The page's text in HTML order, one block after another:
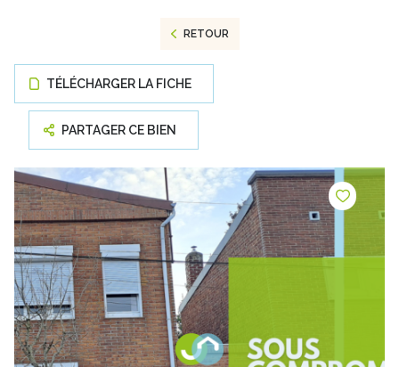
RETOUR
TÉLÉCHARGER LA FICHE
PARTAGER CE BIEN